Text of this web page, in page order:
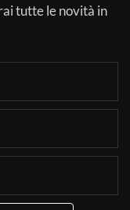
tutte le novità in